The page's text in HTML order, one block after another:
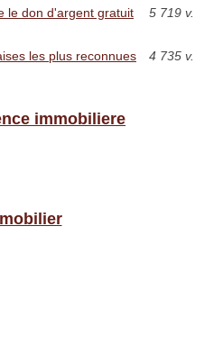
le don d'argent gratuit
5 719 v.
les plus reconnues 4 735 v.
immobiliere